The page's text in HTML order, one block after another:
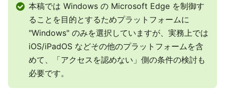
本稿では Windows の Microsoft Edge を制御す
ることを目的とするためプラットフォームに
"Windows" のみを選択していますが、実務上では
iOS/iPadOS などその他のプラットフォームを含
めて、「アクセスを認めない」側の条件の検討も
必要です。